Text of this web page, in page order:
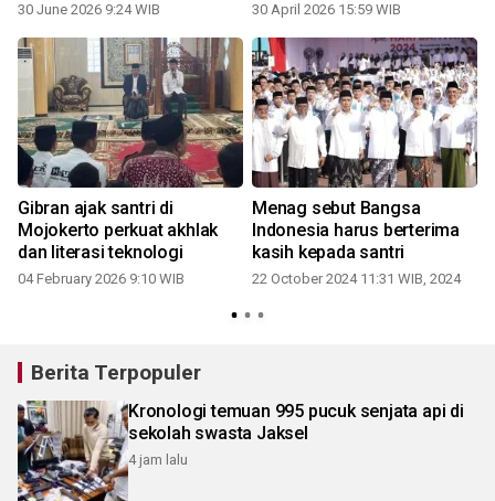
30 June 2026 9:24 WIB 30 April 2026 15:59 WIB
Gibran ajak santri di
Mojokerto perkuat akhlak
dan literasi teknologi
04 February 2026 9:10 WIB
Menag sebut Bangsa
Indonesia harus berterima
kasih kepada santri
22 October 2024 11:31 WIB, 2024
Berita Terpopuler
Kronologi temuan 995 pucuk senjata api di
sekolah swasta Jaksel
4 jam lalu